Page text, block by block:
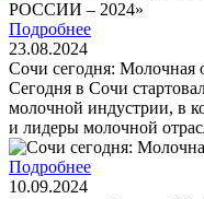
Подробнее
23.08.2024
Сочи сегодня: Молочная
Сегодня в Сочи
молочной индустрии, в
и лидеры молочной
Подробнее
10.09.2024